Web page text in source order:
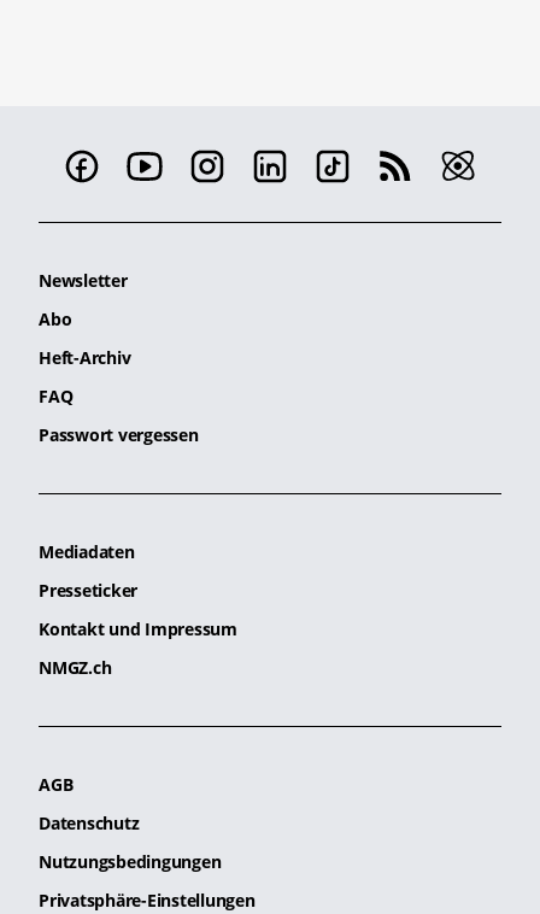
Newsletter
Abo
Heft-Archiv
FAQ
Passwort vergessen
Mediadaten
Presseticker
Kontakt und Impressum
NMGZ.ch
AGB
Datenschutz
Nutzungsbedingungen
Privatsphäre-Einstellungen